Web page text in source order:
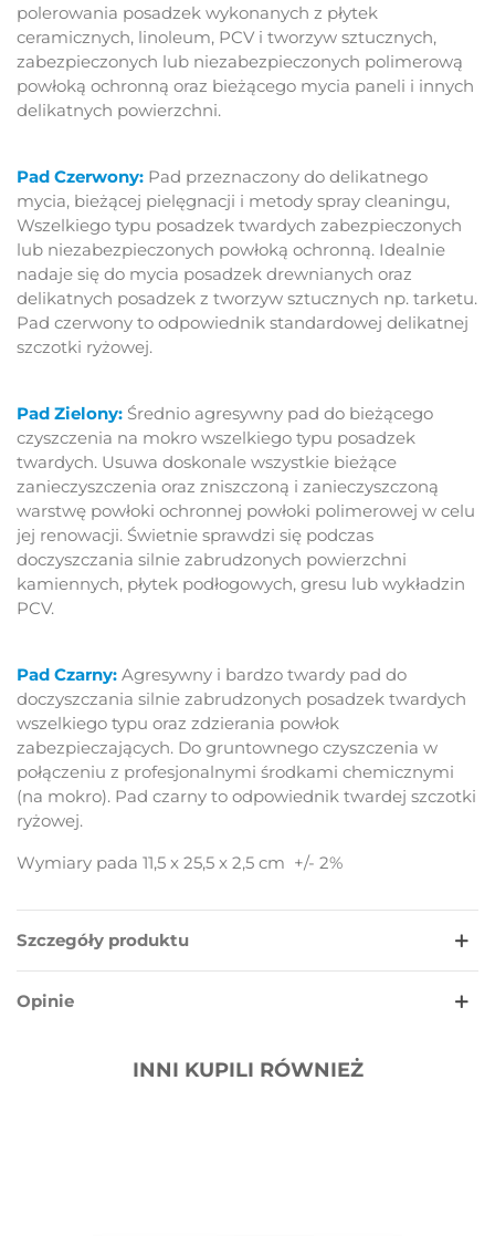
polerowania posadzek wykonanych z płytek
ceramicznych, linoleum, PCV i tworzyw sztucznych,
zabezpieczonych lub niezabezpieczonych polimerową
powłoką ochronną oraz bieżącego mycia paneli i innych
delikatnych powierzchni.
Pad Czerwony: Pad przeznaczony do delikatnego
mycia, bieżącej pielęgnacji i metody spray cleaningu,
Wszelkiego typu posadzek twardych zabezpieczonych
lub niezabezpieczonych powłoką ochronną. Idealnie
nadaje się do mycia posadzek drewnianych oraz
delikatnych posadzek z tworzyw sztucznych np. tarketu.
Pad czerwony to odpowiednik standardowej delikatnej
szczotki ryżowej.
Pad Zielony: Średnio agresywny pad do bieżącego
czyszczenia na mokro wszelkiego typu posadzek
twardych. Usuwa doskonale wszystkie bieżące
zanieczyszczenia oraz zniszczoną i zanieczyszczoną
warstwę powłoki ochronnej powłoki polimerowej w celu
jej renowacji. Świetnie sprawdzi się podczas
doczyszczania silnie zabrudzonych powierzchni
kamiennych, płytek podłogowych, gresu lub wykładzin
PCV.
Pad Czarny: Agresywny i bardzo twardy pad do
doczyszczania silnie zabrudzonych posadzek twardych
wszelkiego typu oraz zdzierania powłok
zabezpieczających. Do gruntownego czyszczenia w
połączeniu z profesjonalnymi środkami chemicznymi
(na mokro). Pad czarny to odpowiednik twardej szczotki
ryżowej.
Wymiary pada 11,5 x 25,5 x 2,5 cm +/- 2%
Szczegóły produktu
Opinie
INNI KUPILI RÓWNIEŻ